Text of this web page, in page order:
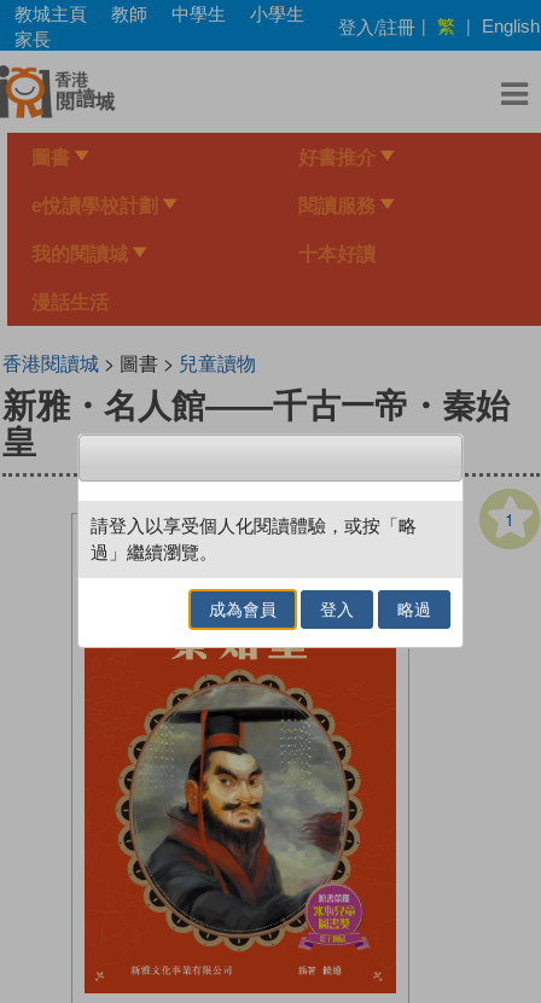
Skip
main
content
教城主頁 教師 中學生
小學生
家長
登入/註冊 | 繁 | English
圖書 好書推介
e悅讀學校計劃 閱讀服務
我的閱讀城 十本好讀
漫話生活
香港閱讀城> 圖書 > 兒童讀物
新雅・名人館——千古一帝・秦始
皇
1
請登入以享受個人化閱讀體驗，或按「略
過」繼續瀏覽。
成為會員 登入 略過